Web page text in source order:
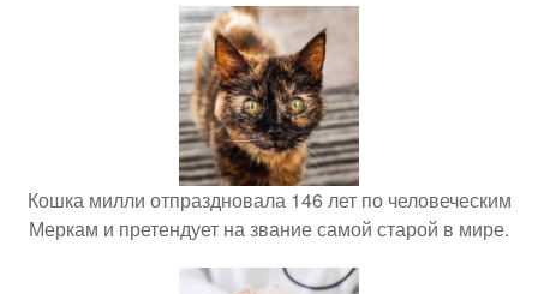
Кошка милли отпраздновала 146 лет по человеческим
Меркам и претендует на звание самой старой в мире.